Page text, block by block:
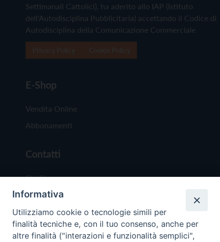
Settimanali Cattolici), ha aderito allo IAP (Istituto
dell'Autodisciplina Pubblicitaria) accettando il Codice di
Autodisciplina della Comunicazione Commerciale
E-Shop
Vendita Online
Abbonamenti
Contatti
Chi Siamo
Redazione
Scrivici
Informativa
Utilizziamo cookie o tecnologie simili per
finalità tecniche e, con il tuo consenso, anche per
altre finalità ("interazioni e funzionalità semplici",